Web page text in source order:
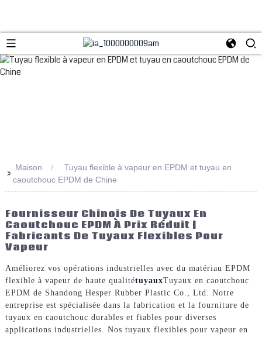
>> Maison
Tuyau flexible à vapeur en EPDM et tuyau en
caoutchouc EPDM de Chine
Fournisseur Chinois De Tuyaux En
Caoutchouc EPDM À Prix Réduit |
Fabricants De Tuyaux Flexibles Pour
Vapeur
Améliorez vos opérations industrielles avec du matériau EPDM
flexible à vapeur de haute qualitétuyauxTuyaux en caoutchouc
EPDM de Shandong Hesper Rubber Plastic Co., Ltd. Notre
entreprise est spécialisée dans la fabrication et la fourniture de
tuyaux en caoutchouc durables et fiables pour diverses
applications industrielles. Nos tuyaux flexibles pour vapeur en